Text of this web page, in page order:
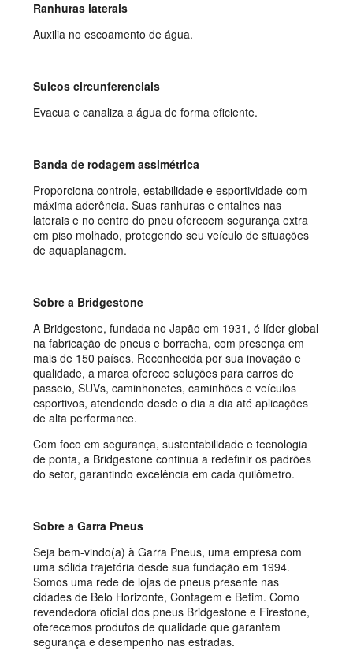
Ranhuras laterais
Auxilia no escoamento de água.
Sulcos circunferenciais
Evacua e canaliza a água de forma eficiente.
Banda de rodagem assimétrica
Proporciona controle, estabilidade e esportividade com
máxima aderência. Suas ranhuras e entalhes nas
laterais e no centro do pneu oferecem segurança extra
em piso molhado, protegendo seu veículo de situações
de aquaplanagem.
Sobre a Bridgestone
A Bridgestone, fundada no Japão em 1931, é líder global
na fabricação de pneus e borracha, com presença em
mais de 150 países. Reconhecida por sua inovação e
qualidade, a marca oferece soluções para carros de
passeio, SUVs, caminhonetes, caminhões e veículos
esportivos, atendendo desde o dia a dia até aplicações
de alta performance.
Com foco em segurança, sustentabilidade e tecnologia
de ponta, a Bridgestone continua a redefinir os padrões
do setor, garantindo excelência em cada quilômetro.
Sobre a Garra Pneus
Seja bem-vindo(a) à Garra Pneus, uma empresa com
uma sólida trajetória desde sua fundação em 1994.
Somos uma rede de lojas de pneus presente nas
cidades de Belo Horizonte, Contagem e Betim. Como
revendedora oficial dos pneus Bridgestone e Firestone,
oferecemos produtos de qualidade que garantem
segurança e desempenho nas estradas.